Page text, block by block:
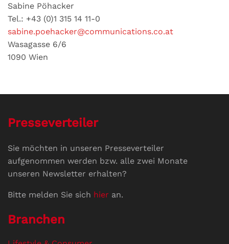
Sabine Pöhacker
Tel.: +43 (0)1 315 14 11-0
sabine.poehacker@communications.co.at
Wasagasse 6/6
1090 Wien
Presseverteiler
Sie möchten in unseren Presseverteiler
aufgenommen werden bzw. alle zwei Monate
unseren Newsletter erhalten?
Bitte melden Sie sich hier an.
Branchen